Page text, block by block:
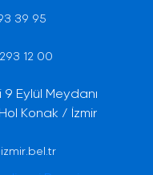
39 95
12 00
Eylül Meydanı
Konak / İzmir